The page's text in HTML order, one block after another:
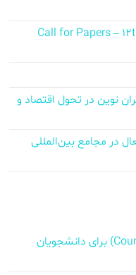
Call for Papers –
در تحول اقتصاد و
در مجامع بین‌المللی
دریافت رایگان گواهینامه کورسرا (Coursera) برای دانشجویان